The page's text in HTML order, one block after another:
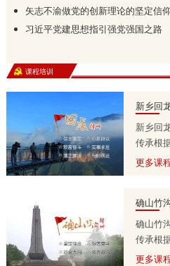
习近平党建思想指引强党强国之路
课程培训
新乡回
新乡回
传承根
数，预
为一
更多课
确山竹
确山竹
传承根
数，预
更多课